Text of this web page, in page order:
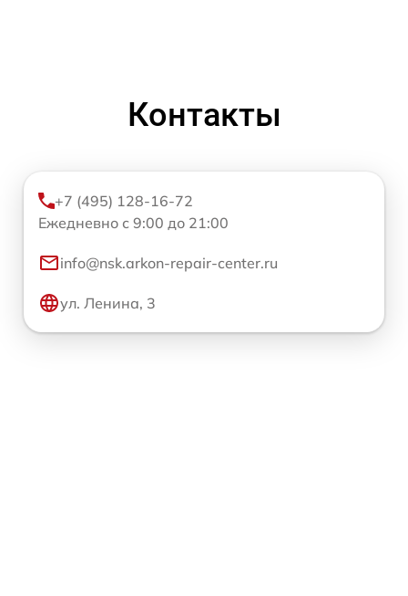
Контакты
+7 (495) 128-16-72
Ежедневно с 9:00 до 21:00
info@nsk.arkon-repair-center.ru
ул. Ленина, 3